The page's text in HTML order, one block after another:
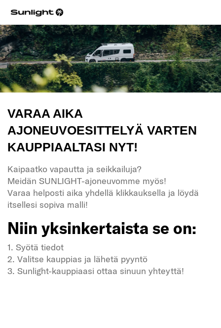
VARAA AIKA
AJONEUVOESITTELYÄ VARTEN
KAUPPIAALTASI NYT!
Kaipaatko vapautta ja seikkailuja?
Meidän SUNLIGHT-ajoneuvomme myös!
Varaa helposti aika yhdellä klikkauksella ja löydä
itsellesi sopiva malli!
Niin yksinkertaista se on:
1. Syötä tiedot
2. Valitse kauppias ja lähetä pyyntö
3. Sunlight-kauppiaasi ottaa sinuun yhteyttä!